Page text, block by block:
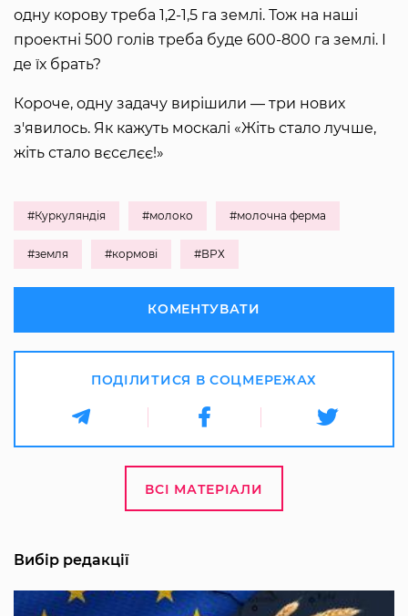
одну корову треба 1,2-1,5 га землі. Тож на наші
проектні 500 голів треба буде 600-800 га землі. І
де їх брать?
Короче, одну задачу вирішили — три нових
з'явилось. Як кажуть москалі «Жіть стало лучше,
жіть стало вєсєлєє!»
#Куркуляндія #молоко #молочна ферма
#земля #кормові #ВРХ
КОМЕНТУВАТИ
ПОДІЛИТИСЯ В СОЦМЕРЕЖАХ
ВСІ МАТЕРІАЛИ
Вибір редакції